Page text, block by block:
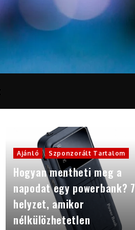
Ajánló Szponzorált Tartalom
Hogyan mentheti meg a
napodat egy powerbank? 7
helyzet, amikor
nélkülözhetetlen